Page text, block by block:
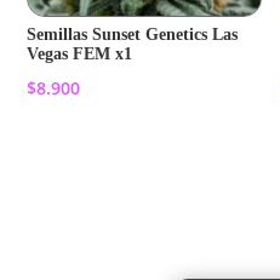
Semillas Sunset Genetics Las
Vegas FEM x1
$8.900